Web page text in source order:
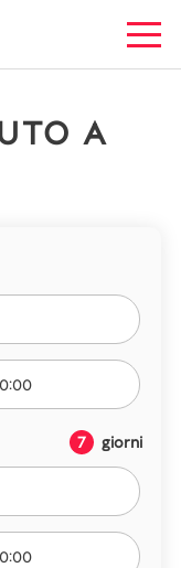
A
7 giorni